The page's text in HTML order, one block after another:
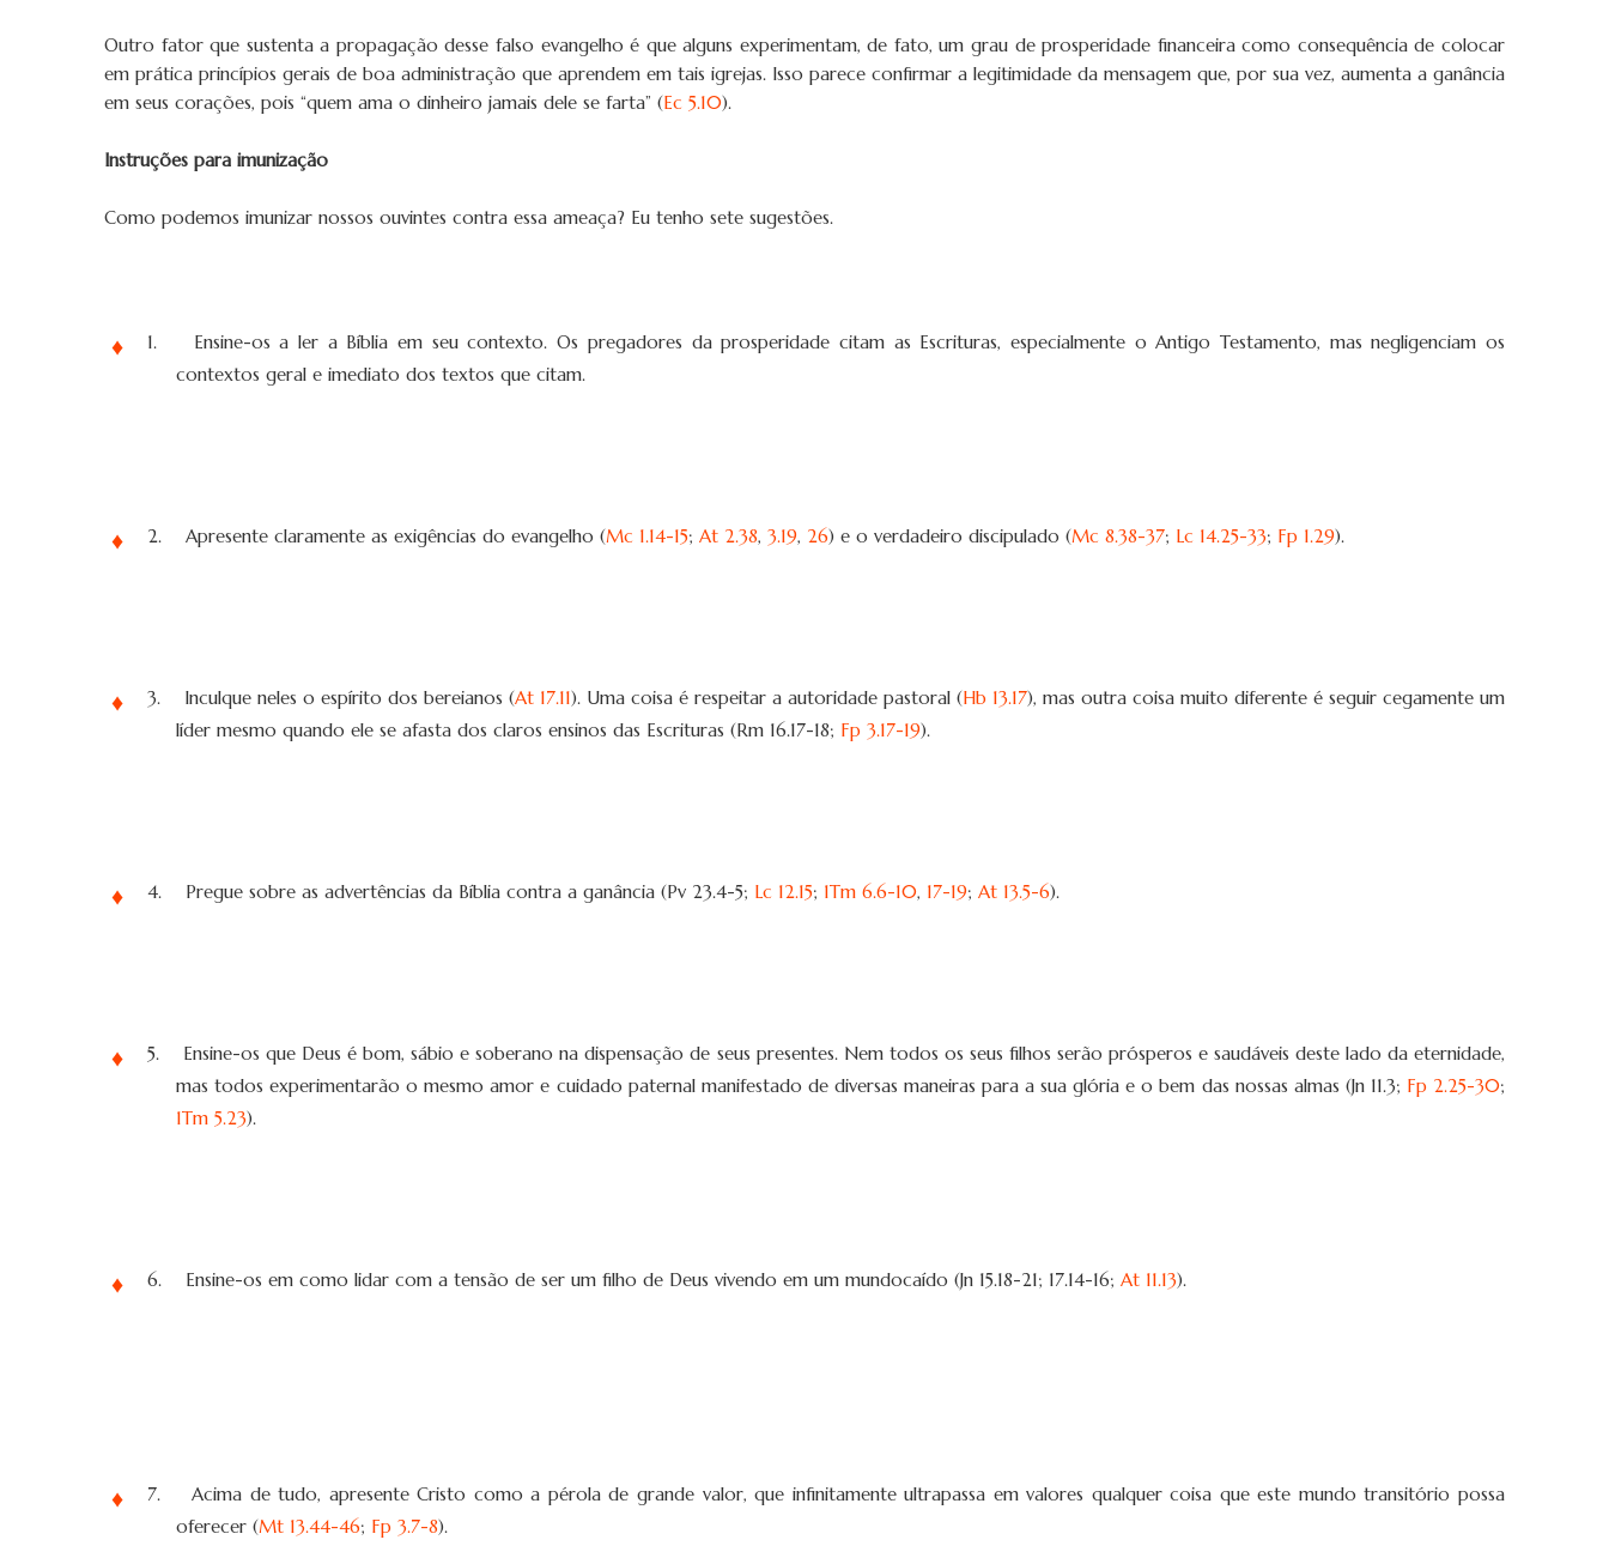
Outro fator que sustenta a propagação desse falso evangelho é que alguns experimentam, de fato, um grau de prosperidade financeira como consequência de colocar
em prática princípios gerais de boa administração que aprendem em tais igrejas. Isso parece confirmar a legitimidade da mensagem que, por sua vez, aumenta a ganância
em seus corações, pois “quem ama o dinheiro jamais dele se farta” (Ec 5.10).
Instruções para imunização
Como podemos imunizar nossos ouvintes contra essa ameaça? Eu tenho sete sugestões.
1.
Ensine-os a ler a Bíblia em seu contexto. Os pregadores da prosperidade citam as Escrituras, especialmente o Antigo Testamento, mas negligenciam os
contextos geral e imediato dos textos que citam.
2. Apresente claramente as exigências do evangelho (Mc 1.14-15; At 2.38, 3.19, 26) e o verdadeiro discipulado (Mc 8.38-37; Lc 14.25-33; Fp 1.29).
3. Inculque neles o espírito dos bereianos (At 17.11). Uma coisa é respeitar a autoridade pastoral (Hb 13.17), mas outra coisa muito diferente é seguir cegamente um
líder mesmo quando ele se afasta dos claros ensinos das Escrituras (Rm 16.17-18; Fp 3.17-19).
4. Pregue sobre as advertências da Bíblia contra a ganância (Pv 23.4-5; Lc 12.15; 1Tm 6.6-10, 17-19; At 13.5-6).
5.
Ensine-os que Deus é bom, sábio e soberano na dispensação de seus presentes. Nem todos os seus filhos serão prósperos e saudáveis deste lado da eternidade,
mas todos experimentarão o mesmo amor e cuidado paternal manifestado de diversas maneiras para a sua glória e o bem das nossas almas (Jn 11.3; Fp 2.25-30;
1Tm 5.23).
6. Ensine-os em como lidar com a tensão de ser um filho de Deus vivendo em um mundocaído (Jn 15.18-21; 17.14-16; At 11.13).
7.
Acima de tudo, apresente Cristo como a pérola de grande valor, que infinitamente ultrapassa em valores qualquer coisa que este mundo transitório possa
oferecer (Mt 13.44-46; Fp 3.7-8).